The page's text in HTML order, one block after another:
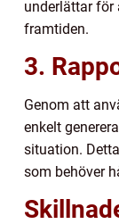
underlättar för
framtiden.
3.
Genom att
enkelt
situation.
som behöver